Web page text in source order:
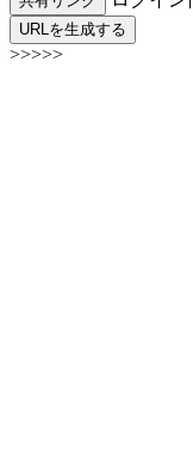
URLを生成する
>>>>>